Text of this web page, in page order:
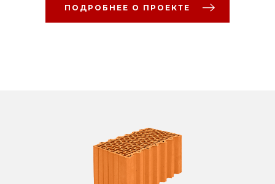
ПОДРОБНЕЕ О ПРОЕКТЕ